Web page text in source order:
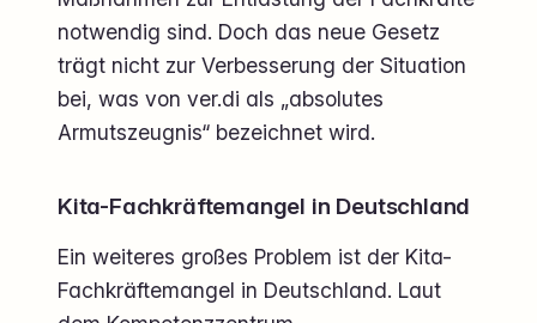
notwendig sind. Doch das neue Gesetz
trägt nicht zur Verbesserung der Situation
bei, was von ver.di als „absolutes
Armutszeugnis“ bezeichnet wird.
Kita-Fachkräftemangel in Deutschland
Ein weiteres großes Problem ist der Kita-
Fachkräftemangel in Deutschland. Laut